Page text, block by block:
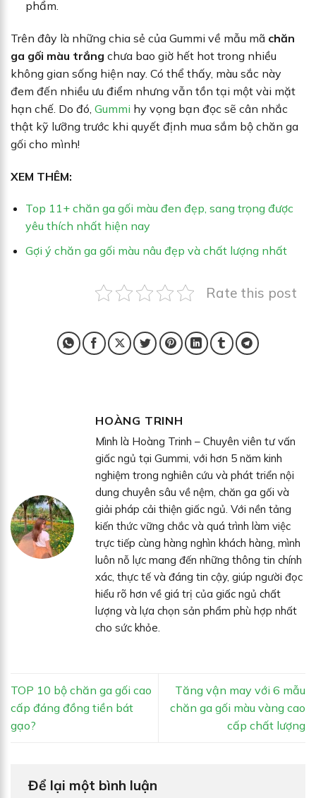
phẩm.
Trên đây là những chia sẻ của Gummi về mẫu mã chăn
ga gối màu trắng chưa bao giờ hết hot trong nhiều
không gian sống hiện nay. Có thể thấy, màu sắc này
đem đến nhiều ưu điểm nhưng vẫn tồn tại một vài mặt
hạn chế. Do đó, Gummi hy vọng bạn đọc sẽ cân nhắc
thật kỹ lưỡng trước khi quyết định mua sắm bộ chăn ga
gối cho mình!
XEM THÊM:
Top 11+ chăn ga gối màu đen đẹp, sang trọng được
yêu thích nhất hiện nay
Gợi ý chăn ga gối màu nâu đẹp và chất lượng nhất
Rate this post
HOÀNG TRINH
Mình là Hoàng Trinh – Chuyên viên tư vấn
giấc ngủ tại Gummi, với hơn 5 năm kinh
nghiệm trong nghiên cứu và phát triển nội
dung chuyên sâu về nệm, chăn ga gối và
giải pháp cải thiện giấc ngủ. Với nền tảng
kiến thức vững chắc và quá trình làm việc
trực tiếp cùng hàng nghìn khách hàng, mình
luôn nỗ lực mang đến những thông tin chính
xác, thực tế và đáng tin cậy, giúp người đọc
hiểu rõ hơn về giá trị của giấc ngủ chất
lượng và lựa chọn sản phẩm phù hợp nhất
cho sức khỏe.
TOP 10 bộ chăn ga gối cao
cấp đáng đồng tiền bát
gạo?
Tăng vận may với 6 mẫu
chăn ga gối màu vàng cao
cấp chất lượng
Để lại một bình luận